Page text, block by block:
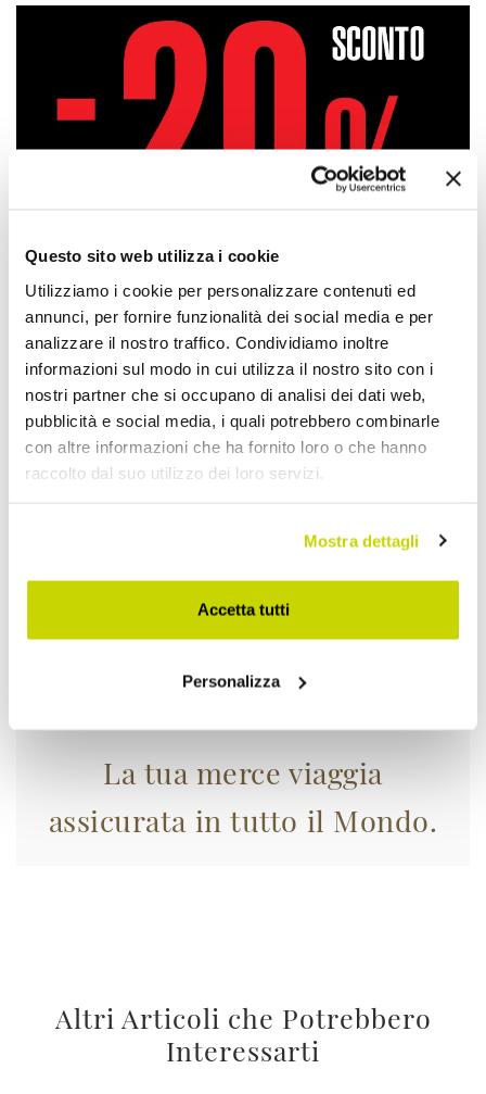
Questo sito web utilizza i cookie
Utilizziamo i cookie per personalizzare contenuti ed
annunci, per fornire funzionalità dei social media e per
analizzare il nostro traffico. Condividiamo inoltre
informazioni sul modo in cui utilizza il nostro sito con i
nostri partner che si occupano di analisi dei dati web,
pubblicità e social media, i quali potrebbero combinarle
con altre informazioni che ha fornito loro o che hanno
raccolto dal suo utilizzo dei loro servizi.
Mostra dettagli
Accetta tutti
Personalizza
Approfittane subito!
La tua merce viaggia
assicurata in tutto il Mondo.
Altri Articoli che Potrebbero
Interessarti